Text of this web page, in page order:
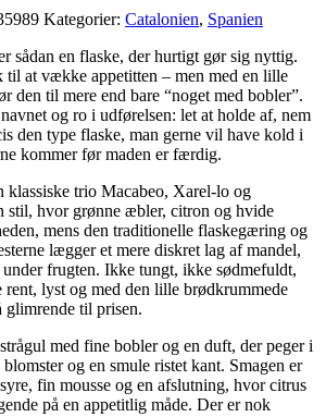
Kategorier: Catalonien, Spanien
sådan en flaske, der hurtigt gør sig nyttig.
til at vække appetitten – men med en lille
den til mere end bare “noget med bobler”.
og ro i udførelsen: let at holde af, nem
den type flaske, man gerne vil have kold i
kommer før maden er færdig.
klassiske trio Macabeo, Xarel-lo og
stil, hvor grønne æbler, citron og hvide
mens den traditionelle flaskegæring og
lægger et mere diskret lag af mandel,
frugten. Ikke tungt, ikke sødmefuldt,
rent, lyst og med den lille brødkrummede
glimrende til prisen.
med fine bobler og en duft, der peger i
og en smule ristet kant. Smagen er
fin mousse og en afslutning, hvor citrus
på en appetitlig måde. Der er nok